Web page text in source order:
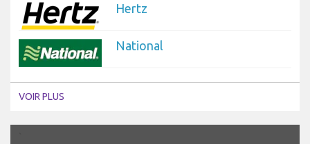
Hertz
National
VOIR PLUS